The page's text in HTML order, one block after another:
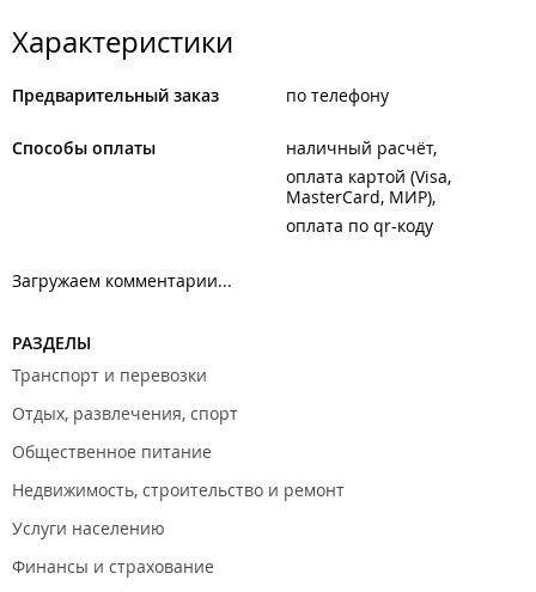
ООО "Панакс".
ООО "Армада".
3-я рабочая".
Характеристики
Предварительный заказ по телефону
Способы оплаты
наличный расчёт
оплата картой (Visa,
MasterCard, МИР)
оплата по qr-коду
Загружаем комментарии...
РАЗДЕЛЫ
Транспорт и перевозки
Отдых, развлечения, спорт
Общественное питание
Недвижимость, строительство и ремонт
Услуги населению
Финансы и страхование